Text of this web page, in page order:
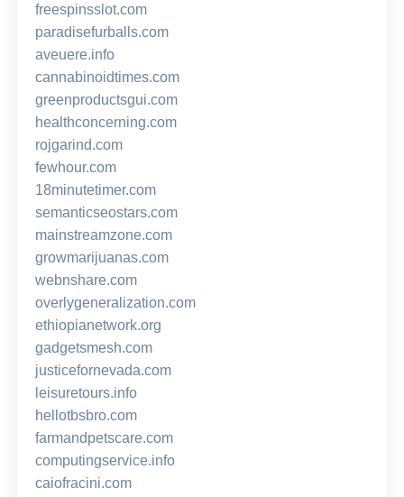
freespinsslot.com
paradisefurballs.com
aveuere.info
cannabinoidtimes.com
greenproductsgui.com
healthconcerning.com
rojgarind.com
fewhour.com
18minutetimer.com
semanticseostars.com
mainstreamzone.com
growmarijuanas.com
webnshare.com
overlygeneralization.com
ethiopianetwork.org
gadgetsmesh.com
justicefornevada.com
leisuretours.info
hellotbsbro.com
farmandpetscare.com
computingservice.info
caiofracini.com